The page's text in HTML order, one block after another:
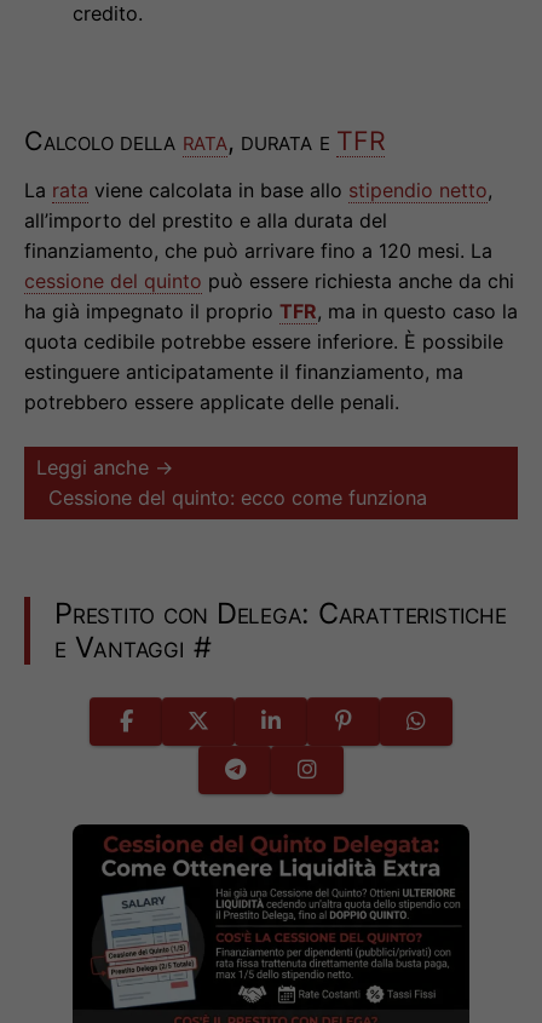
credito.
Calcolo della rata, durata e TFR
La rata viene calcolata in base allo stipendio netto,
all’importo del prestito e alla durata del
finanziamento, che può arrivare fino a 120 mesi. La
cessione del quinto può essere richiesta anche da chi
ha già impegnato il proprio TFR, ma in questo caso la
quota cedibile potrebbe essere inferiore. È possibile
estinguere anticipatamente il finanziamento, ma
potrebbero essere applicate delle penali.
Leggi anche →
Cessione del quinto: ecco come funziona
Prestito con Delega: Caratteristiche
e Vantaggi #